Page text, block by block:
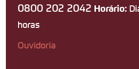
0800 202 2042 Horário:
horas
Ouvidoria